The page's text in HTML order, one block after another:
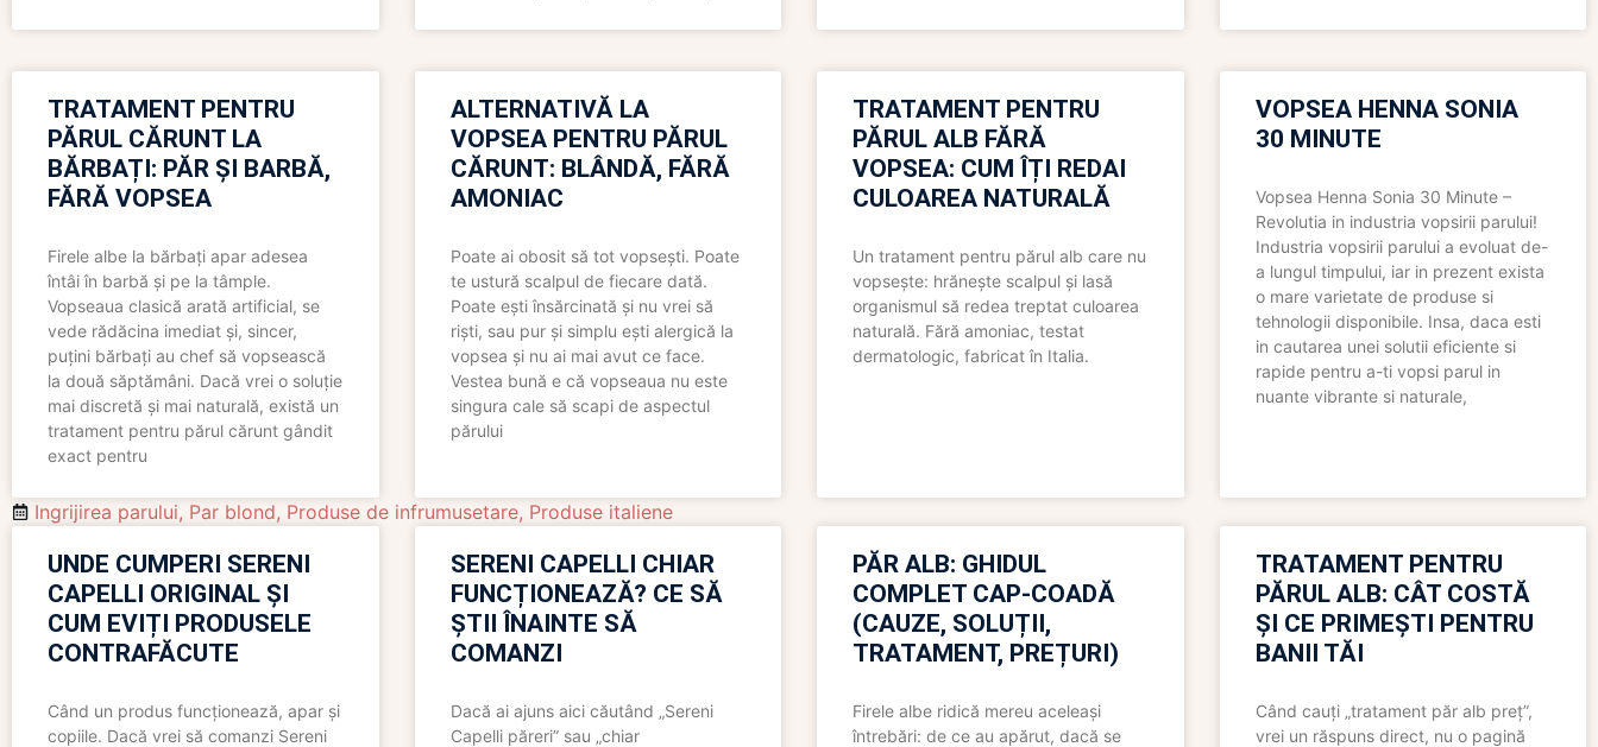
TRATAMENT PENTRU
PĂRUL CĂRUNT LA
BĂRBAȚI: PĂR ȘI BARBĂ,
FĂRĂ VOPSEA
Firele albe la bărbați apar adesea
întâi în barbă și pe la tâmple.
Vopseaua clasică arată artificial, se
vede rădăcina imediat și, sincer,
puțini bărbați au chef să vopsească
la două săptămâni. Dacă vrei o soluție
mai discretă și mai naturală, există un
tratament pentru părul cărunt gândit
exact pentru
ALTERNATIVĂ LA
VOPSEA PENTRU PĂRUL
CĂRUNT: BLÂNDĂ, FĂRĂ
AMONIAC
Poate ai obosit să tot vopsești. Poate
te ustură scalpul de fiecare dată.
Poate ești însărcinată și nu vrei să
riști, sau pur și simplu ești alergică la
vopsea și nu ai mai avut ce face.
Vestea bună e că vopseaua nu este
singura cale să scapi de aspectul
părului
TRATAMENT PENTRU
PĂRUL ALB FĂRĂ
VOPSEA: CUM ÎȚI REDAI
CULOAREA NATURALĂ
Un tratament pentru părul alb care nu
vopsește: hrănește scalpul și lasă
organismul să redea treptat culoarea
naturală. Fără amoniac, testat
dermatologic, fabricat în Italia.
VOPSEA HENNA SONIA
30 MINUTE
Vopsea Henna Sonia 30 Minute –
Revolutia in industria vopsirii parului!
Industria vopsirii parului a evoluat de-
a lungul timpului, iar in prezent exista
o mare varietate de produse si
tehnologii disponibile. Insa, daca esti
in cautarea unei solutii eficiente si
rapide pentru a-ti vopsi parul in
nuante vibrante si naturale,
Ingrijirea parului, Par blond, Produse de infrumusetare, Produse italiene
UNDE CUMPERI SERENI
CAPELLI ORIGINAL ȘI
CUM EVIȚI PRODUSELE
CONTRAFĂCUTE
Când un produs funcționează, apar și
copiile. Dacă vrei să comanzi Sereni
SERENI CAPELLI CHIAR
FUNCȚIONEAZĂ? CE SĂ
ȘTII ÎNAINTE SĂ
COMANZI
Dacă ai ajuns aici căutând „Sereni
Capelli păreri” sau „chiar
PĂR ALB: GHIDUL
COMPLET CAP-COADĂ
(CAUZE, SOLUȚII,
TRATAMENT, PREȚURI)
Firele albe ridică mereu aceleași
întrebări: de ce au apărut, dacă se
TRATAMENT PENTRU
PĂRUL ALB: CÂT COSTĂ
ȘI CE PRIMEȘTI PENTRU
BANII TĂI
Când cauți „tratament păr alb preț”,
vrei un răspuns direct, nu o pagină